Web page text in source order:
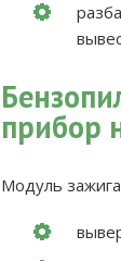
прибор
Модуль